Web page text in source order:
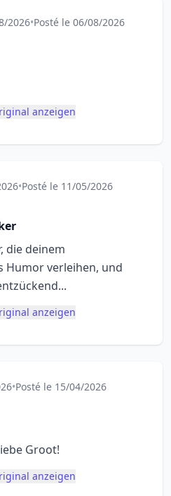
2026•Posté le 06/08/2026
anzeigen
•Posté le 11/05/2026
die deinem
Humor verleihen, und
anzeigen
•Posté le 15/04/2026
Groot!
anzeigen